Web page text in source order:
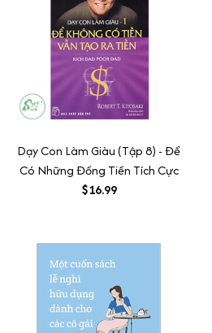
Dạy Con Làm Giàu (Tập 8) - Để
Có Những Đồng Tiền Tích Cực
$16.99